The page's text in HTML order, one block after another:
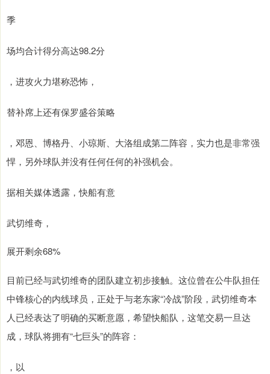
季
场均合计得分高达98.2分
，进攻火力堪称恐怖，
替补席上还有保罗盛谷策略
，邓恩、博格丹、小琼斯、大洛组成第二阵容，实力也是非常强
悍，另外球队并没有任何任何的补强机会。
据相关媒体透露，快船有意
武切维奇，
展开剩余68%
目前已经与武切维奇的团队建立初步接触。这位曾在公牛队担任
中锋核心的内线球员，正处于与老东家“冷战”阶段，武切维奇本
人已经表达了明确的买断意愿，希望快船队，这笔交易一旦达
成，球队将拥有“七巨头”的阵容：
，以